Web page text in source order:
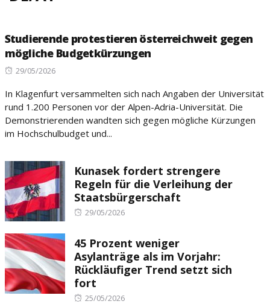
Studierende protestieren österreichweit gegen
mögliche Budgetkürzungen
Posted
29/05/2026
In Klagenfurt versammelten sich nach Angaben der Universität
rund 1.200 Personen vor der Alpen-Adria-Universität. Die
Demonstrierenden wandten sich gegen mögliche Kürzungen
im Hochschulbudget und...
Kunasek fordert strengere
Regeln für die Verleihung der
Staatsbürgerschaft
Posted
29/05/2026
45 Prozent weniger
Asylanträge als im Vorjahr:
Rückläufiger Trend setzt sich
fort
Posted
25/05/2026